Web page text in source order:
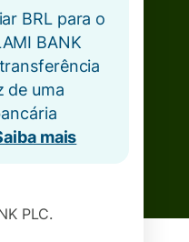
BRL para o
BANK
de uma
mais
PLC.